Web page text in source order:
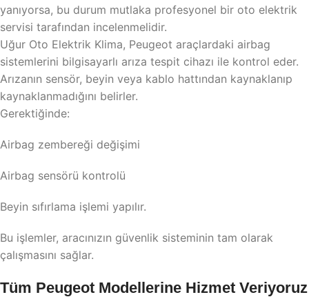
yanıyorsa, bu durum mutlaka profesyonel bir oto elektrik
servisi tarafından incelenmelidir.
Uğur Oto Elektrik Klima, Peugeot araçlardaki airbag
sistemlerini bilgisayarlı arıza tespit cihazı ile kontrol eder.
Arızanın sensör, beyin veya kablo hattından kaynaklanıp
kaynaklanmadığını belirler.
Gerektiğinde:
Airbag zembereği değişimi
Airbag sensörü kontrolü
Beyin sıfırlama işlemi yapılır.
Bu işlemler, aracınızın güvenlik sisteminin tam olarak
çalışmasını sağlar.
Tüm Peugeot Modellerine Hizmet Veriyoruz